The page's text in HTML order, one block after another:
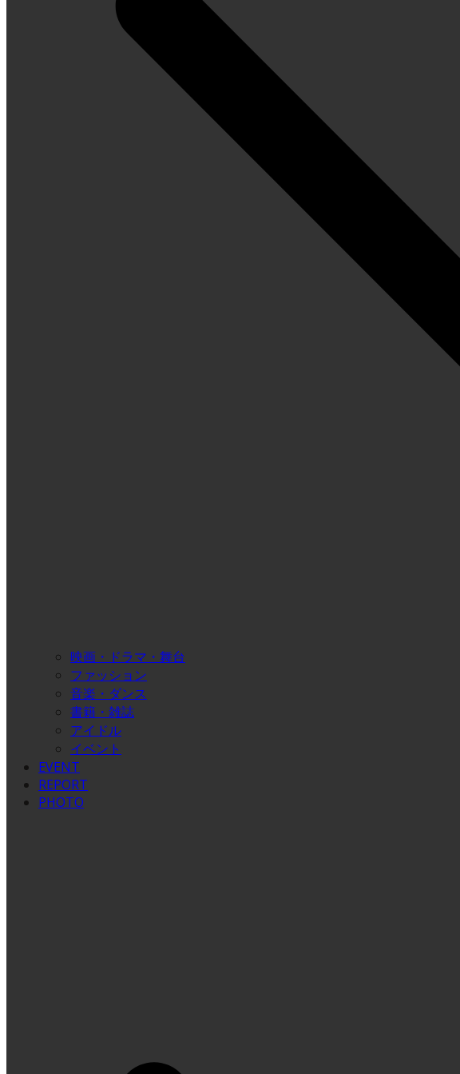
映画・ドラマ・舞台
ファッション
音楽・ダンス
書籍・雑誌
アイドル
イベント
EVENT
REPORT
PHOTO